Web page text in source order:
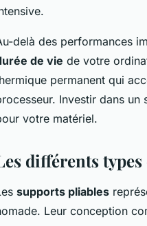
delà des performances
de vie de votre
permanent qui
Investir dans
votre matériel.
différents
supports pliables
Leur conception